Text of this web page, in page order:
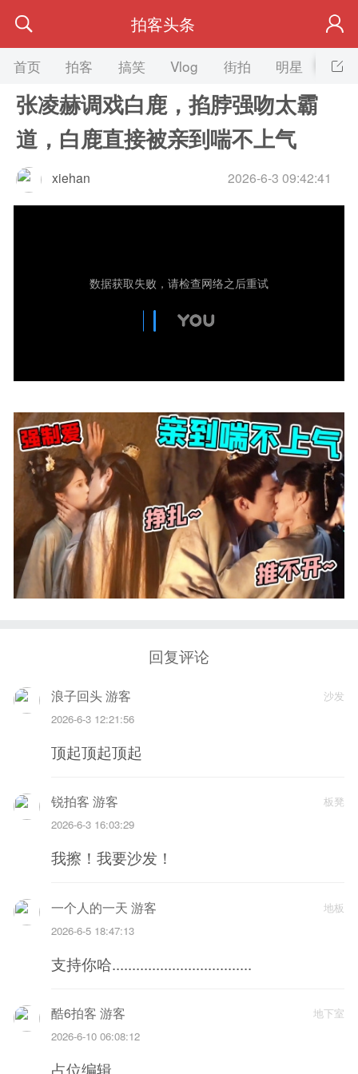
拍客头条
首页 拍客 搞笑 Vlog 街拍 明星 美女
张凌赫调戏白鹿，掐脖强吻太霸
道，白鹿直接被亲到喘不上气
xiehan 2026-6-3 09:42:41
回复评论
沙发
浪子回头 游客
2026-6-3 12:21:56
顶起顶起顶起
板凳
锐拍客 游客
2026-6-3 16:03:29
我擦！我要沙发！
地板
一个人的一天 游客
2026-6-5 18:47:13
支持你哈...................................
地下室
酷6拍客 游客
2026-6-10 06:08:12
占位编辑